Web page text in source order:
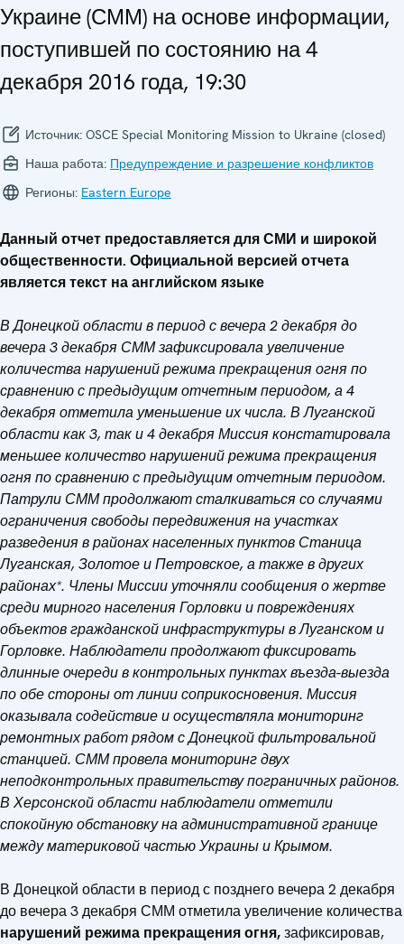
Украине (СММ) на основе информации,
поступившей по состоянию на 4
декабря 2016 года, 19:30
Источник: OSCE Special Monitoring Mission to Ukraine (closed)
Наша работа: Предупреждение и разрешение конфликтов
Регионы: Eastern Europe
Данный отчет предоставляется для СМИ и широкой
общественности. Официальной версией отчета
является текст на английском языке
В Донецкой области в период с вечера 2 декабря до
вечера 3 декабря СММ зафиксировала увеличение
количества нарушений режима прекращения огня по
сравнению с предыдущим отчетным периодом, а 4
декабря отметила уменьшение их числа. В Луганской
области как 3, так и 4 декабря Миссия констатировала
меньшее количество нарушений режима прекращения
огня по сравнению с предыдущим отчетным периодом.
Патрули СММ продолжают сталкиваться со случаями
ограничения свободы передвижения на участках
разведения в районах населенных пунктов Станица
Луганская, Золотое и Петровское, а также в других
районах*. Члены Миссии уточняли сообщения о жертве
среди мирного населения Горловки и повреждениях
объектов гражданской инфраструктуры в Луганском и
Горловке. Наблюдатели продолжают фиксировать
длинные очереди в контрольных пунктах въезда-выезда
по обе стороны от линии соприкосновения. Миссия
оказывала содействие и осуществляла мониторинг
ремонтных работ рядом с Донецкой фильтровальной
станцией. СММ провела мониторинг двух
неподконтрольных правительству пограничных районов.
В Херсонской области наблюдатели отметили
спокойную обстановку на административной границе
между материковой частью Украины и Крымом.
В Донецкой области в период с позднего вечера 2 декабря
до вечера 3 декабря СММ отметила увеличение количества
нарушений режима прекращения огня,зафиксировав,